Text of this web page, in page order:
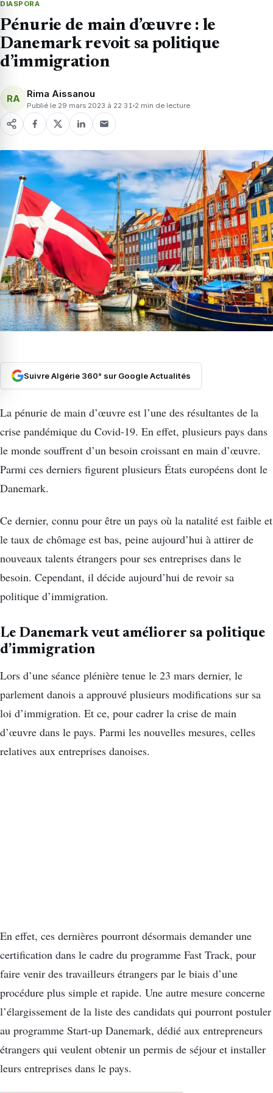
DIASPORA
Pénurie de main d’œuvre : le
Danemark revoit sa politique
d’immigration
RA Rima Aissanou
Publié le 29 mars 2023 à 22:31 2 min de lecture
Suivre Algérie 360° sur Google Actualités
La pénurie de main d’œuvre est l’une des résultantes de la
crise pandémique du Covid-19. En effet, plusieurs pays dans
le monde souffrent d’un besoin croissant en main d’œuvre.
Parmi ces derniers figurent plusieurs États européens dont le
Danemark.
Ce dernier, connu pour être un pays où la natalité est faible et
le taux de chômage est bas, peine aujourd’hui à attirer de
nouveaux talents étrangers pour ses entreprises dans le
besoin. Cependant, il décide aujourd’hui de revoir sa
politique d’immigration.
Le Danemark veut améliorer sa politique
d’immigration
Lors d’une séance plénière tenue le 23 mars dernier, le
parlement danois a approuvé plusieurs modifications sur sa
loi d’immigration. Et ce, pour cadrer la crise de main
d’œuvre dans le pays. Parmi les nouvelles mesures, celles
relatives aux entreprises danoises.
En effet, ces dernières pourront désormais demander une
certification dans le cadre du programme Fast Track, pour
faire venir des travailleurs étrangers par le biais d’une
procédure plus simple et rapide. Une autre mesure concerne
l’élargissement de la liste des candidats qui pourront postuler
au programme Start-up Danemark, dédié aux entrepreneurs
étrangers qui veulent obtenir un permis de séjour et installer
leurs entreprises dans le pays.